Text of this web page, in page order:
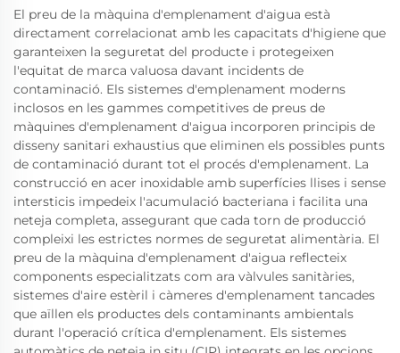
El preu de la màquina d'emplenament d'aigua està
directament correlacionat amb les capacitats d'higiene que
garanteixen la seguretat del producte i protegeixen
l'equitat de marca valuosa davant incidents de
contaminació. Els sistemes d'emplenament moderns
inclosos en les gammes competitives de preus de
màquines d'emplenament d'aigua incorporen principis de
disseny sanitari exhaustius que eliminen els possibles punts
de contaminació durant tot el procés d'emplenament. La
construcció en acer inoxidable amb superfícies llises i sense
intersticis impedeix l'acumulació bacteriana i facilita una
neteja completa, assegurant que cada torn de producció
compleixi les estrictes normes de seguretat alimentària. El
preu de la màquina d'emplenament d'aigua reflecteix
components especialitzats com ara vàlvules sanitàries,
sistemes d'aire estèril i càmeres d'emplenament tancades
que aïllen els productes dels contaminants ambientals
durant l'operació crítica d'emplenament. Els sistemes